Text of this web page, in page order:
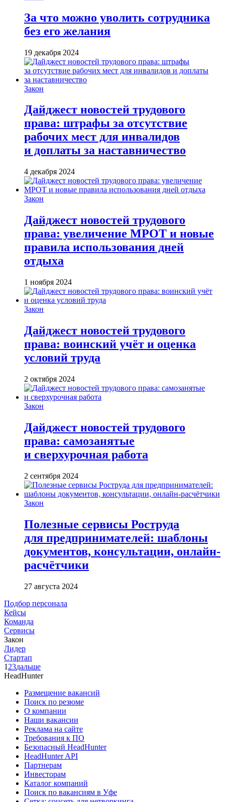
За что можно уволить сотрудника
без его желания
19 декабря 2024
Закон
Дайджест новостей трудового
права: штрафы за отсутствие
рабочих мест для инвалидов
и доплаты за наставничество
4 декабря 2024
Закон
Дайджест новостей трудового
права: увеличение МРОТ и новые
правила использования дней
отдыха
1 ноября 2024
Закон
Дайджест новостей трудового
права: воинский учёт и оценка
условий труда
2 октября 2024
Закон
Дайджест новостей трудового
права: самозанятые
и сверхурочная работа
2 сентября 2024
Закон
Полезные сервисы Роструда
для предпринимателей: шаблоны
документов, консультации, онлайн-
расчётчики
27 августа 2024
Подбор персонала
Кейсы
Команда
Сервисы
Закон
Лидер
Стартап
1 23дальше
HeadHunter
Размещение вакансий
Поиск по резюме
О компании
Наши вакансии
Реклама на сайте
Требования к ПО
Безопасный HeadHunter
HeadHunter API
Партнерам
Инвесторам
Каталог компаний
Поиск по вакансиям в Уфе